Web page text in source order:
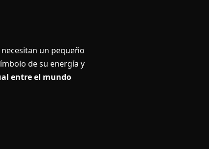
un pequeño
de su energía y
entre el mundo